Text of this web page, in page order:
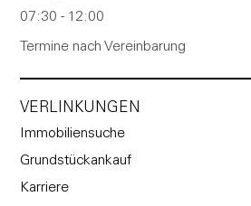
07:30 - 12:00
Termine nach Vereinbarung
VERLINKUNGEN
Immobiliensuche
Grundstückankauf
Karriere